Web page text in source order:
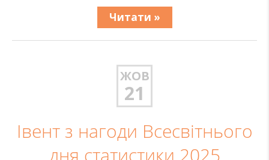
Читати »
ЖОВ
21
Івент з нагоди Всесвітнього
дня статистики 2025